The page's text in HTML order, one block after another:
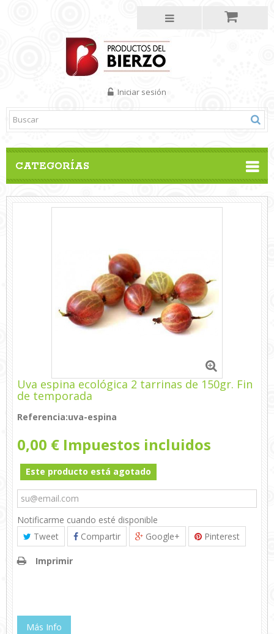
CATEGORÍAS
Iniciar sesión
Uva espina ecológica 2 tarrinas de 150gr. Fin
de temporada
Referencia:uva-espina
0,00 € Impuestos incluidos
Este producto está agotado
Notificarme cuando esté disponible
Tweet
Compartir Google+ Pinterest
Imprimir
Más Info